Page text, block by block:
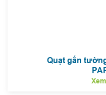
Quạt gắn